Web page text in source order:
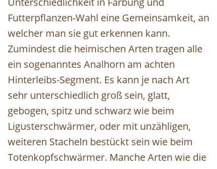
Futterpflanzen-Wahl eine Gemeinsamkeit, an
welcher man sie gut erkennen kann.
Zumindest die heimischen Arten tragen alle
ein sogenanntes Analhorn am achten
Hinterleibs-Segment. Es kann je nach Art
sehr unterschiedlich groß sein, glatt,
gebogen, spitz und schwarz wie beim
Ligusterschwärmer, oder mit unzähligen,
weiteren Stacheln bestückt sein wie beim
Totenkopfschwärmer. Manche Arten wie die